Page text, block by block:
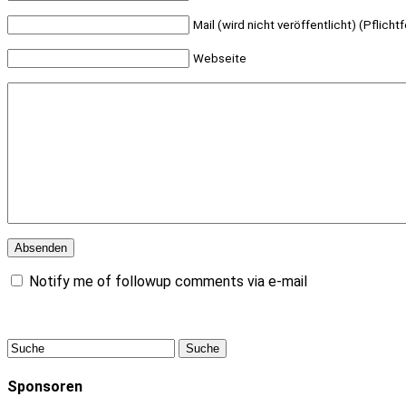
Mail (wird nicht veröffentlicht)
Webseite
Notify me of followup comments via e-mail
Sponsoren